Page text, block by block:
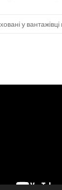
у вантажівці